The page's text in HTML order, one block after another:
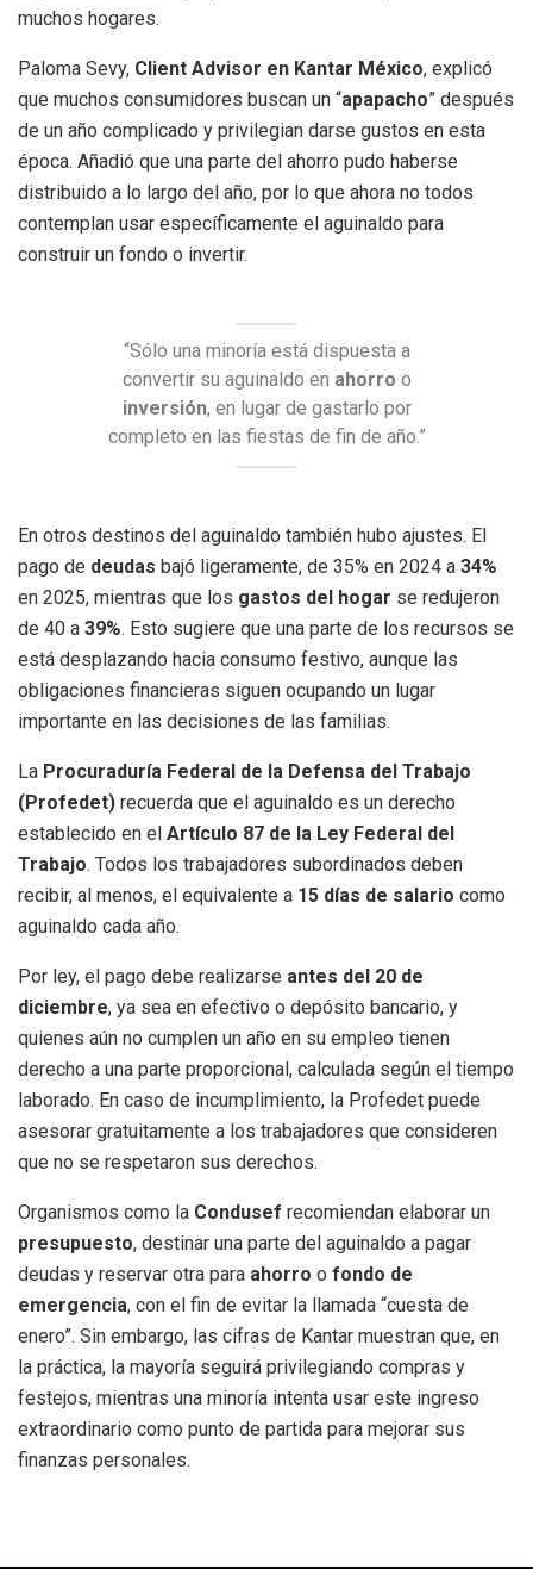
muchos hogares.
Paloma Sevy, Client Advisor en Kantar México, explicó
que muchos consumidores buscan un “apapacho” después
de un año complicado y privilegian darse gustos en esta
época. Añadió que una parte del ahorro pudo haberse
distribuido a lo largo del año, por lo que ahora no todos
contemplan usar específicamente el aguinaldo para
construir un fondo o invertir.
“Sólo una minoría está dispuesta a
convertir su aguinaldo en ahorro o
inversión, en lugar de gastarlo por
completo en las fiestas de fin de año.”
En otros destinos del aguinaldo también hubo ajustes. El
pago de deudas bajó ligeramente, de 35% en 2024 a 34%
en 2025, mientras que los gastos del hogar se redujeron
de 40 a 39%. Esto sugiere que una parte de los recursos se
está desplazando hacia consumo festivo, aunque las
obligaciones financieras siguen ocupando un lugar
importante en las decisiones de las familias.
La Procuraduría Federal de la Defensa del Trabajo
(Profedet) recuerda que el aguinaldo es un derecho
establecido en el Artículo 87 de la Ley Federal del
Trabajo. Todos los trabajadores subordinados deben
recibir, al menos, el equivalente a 15 días de salario como
aguinaldo cada año.
Por ley, el pago debe realizarse antes del 20 de
diciembre, ya sea en efectivo o depósito bancario, y
quienes aún no cumplen un año en su empleo tienen
derecho a una parte proporcional, calculada según el tiempo
laborado. En caso de incumplimiento, la Profedet puede
asesorar gratuitamente a los trabajadores que consideren
que no se respetaron sus derechos.
Organismos como la Condusef recomiendan elaborar un
presupuesto, destinar una parte del aguinaldo a pagar
deudas y reservar otra para ahorro o fondo de
emergencia, con el fin de evitar la llamada “cuesta de
enero”. Sin embargo, las cifras de Kantar muestran que, en
la práctica, la mayoría seguirá privilegiando compras y
festejos, mientras una minoría intenta usar este ingreso
extraordinario como punto de partida para mejorar sus
finanzas personales.